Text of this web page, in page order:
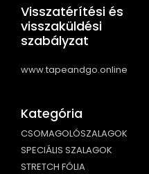
Visszatérítési és
visszaküldési
szabályzat
www.tapeandgo.online
Kategória
CSOMAGOLÓSZALAGOK
SPECIÁLIS SZALAGOK
STRETCH FÓLIA